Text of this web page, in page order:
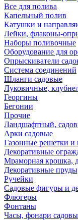
Все для полива
Капельный полив
Катушки и
Лейки, флаконы-
Наборы поливочные
Оборудование для
Опрыскиватели
Система соединений
Шланги садовые
Луковичные,
Георгины
Бегонии
Прочие
Ландшафтный,
Арки садовые
Газонные решетки и
Декоративные
Мраморная крошка,
Декоративные
Ручейки
Садовые фигуры и
Флюгеры
Фонтаны
Часы, фонари